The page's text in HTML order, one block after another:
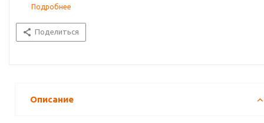
Подробнее
Поделиться
Описание